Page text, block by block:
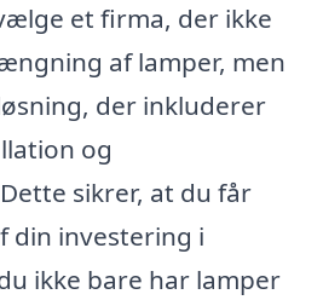
et firma, der ikke
af lamper, men
der inkluderer
og
sikrer, at du får
din investering i
ikke bare har lamper